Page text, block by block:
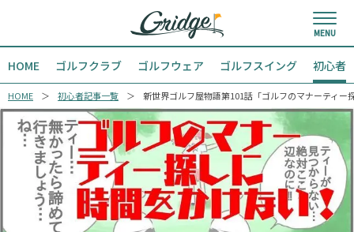
HOME ゴルフクラブ ゴルフウェア ゴルフスイング 初心者
HOME 初心者記事一覧 新世界ゴルフ屋物語第101話「ゴルフのマナーティー